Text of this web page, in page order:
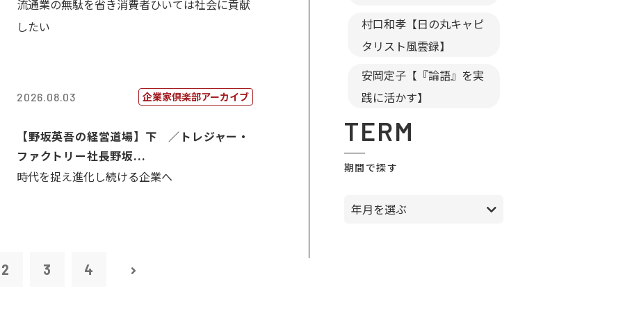
流通業の無駄を省き消費者ひいては社会に貢献
したい
2026.08.03 企業家倶楽部アーカイブ
【野坂英吾の経営道場】下 ／トレジャー・
ファクトリー社長野坂...
時代を捉え進化し続ける企業へ
2 3 4
村口和孝【日の丸キャピ
タリスト風雲録】
安岡定子【『論語』を実
践に活かす】
TERM
期間で探す
年月を選ぶ